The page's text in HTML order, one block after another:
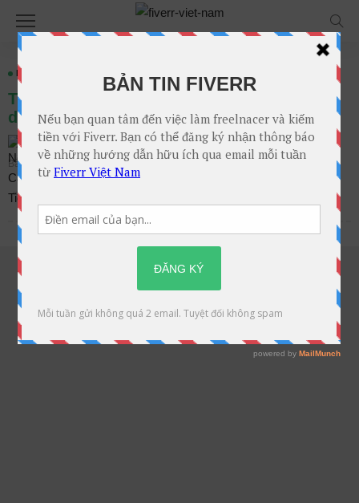
HƯỚNG DẪN SELLERS
Thiết lập profile người bán trên Fiverr – 3 lý
do
Nguyễn Cao Tiến
1 Bình Luận
Bài viết trên
Th2. 25, 2019 tại 3:12 chiều